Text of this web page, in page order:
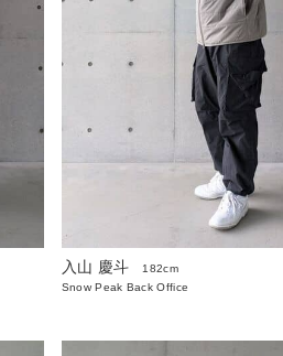
入山 慶斗
182cm
Snow Peak Back Office